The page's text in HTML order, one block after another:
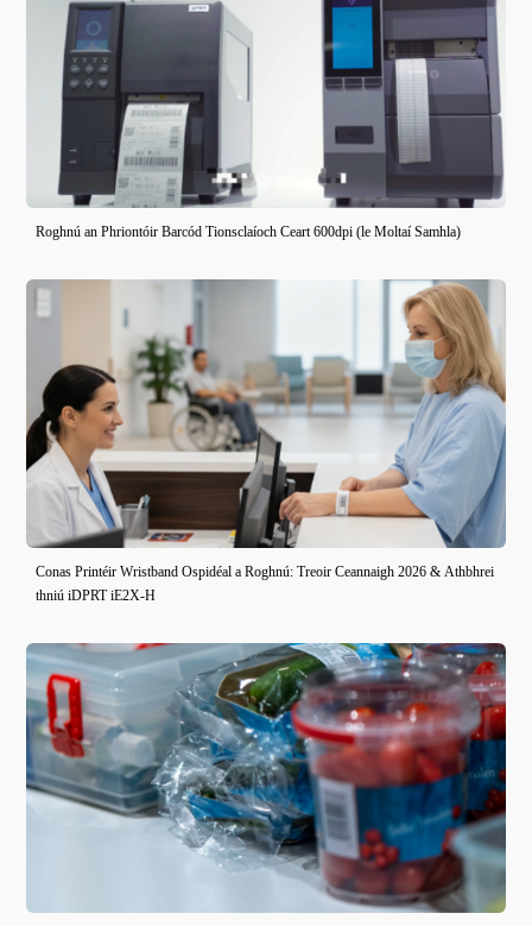
Roghnú an Phriontóir Barcód Tionsclaíoch Ceart 600dpi (le Moltaí Samhla)
Conas Printéir Wristband Ospidéal a Roghnú: Treoir Ceannaigh 2026 & Athbhrei
thniú iDPRT iE2X-H